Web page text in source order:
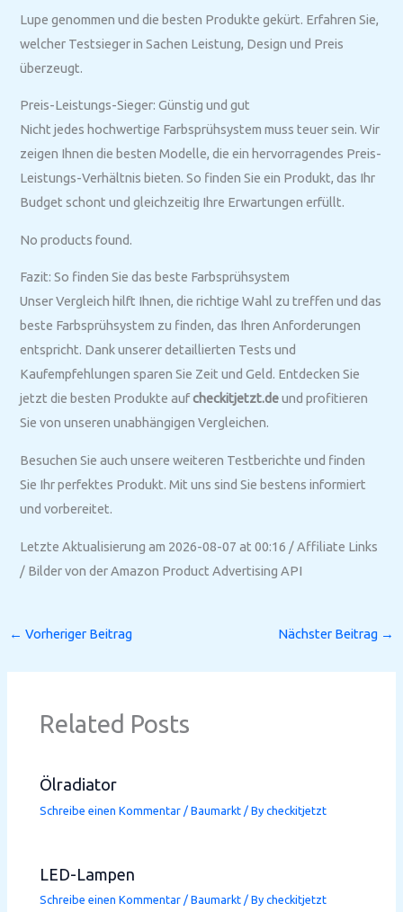
Lupe genommen und die besten Produkte gekürt. Erfahren Sie,
welcher Testsieger in Sachen Leistung, Design und Preis
überzeugt.
Preis-Leistungs-Sieger: Günstig und gut
Nicht jedes hochwertige Farbsprühsystem muss teuer sein. Wir
zeigen Ihnen die besten Modelle, die ein hervorragendes Preis-
Leistungs-Verhältnis bieten. So finden Sie ein Produkt, das Ihr
Budget schont und gleichzeitig Ihre Erwartungen erfüllt.
No products found.
Fazit: So finden Sie das beste Farbsprühsystem
Unser Vergleich hilft Ihnen, die richtige Wahl zu treffen und das
beste Farbsprühsystem zu finden, das Ihren Anforderungen
entspricht. Dank unserer detaillierten Tests und
Kaufempfehlungen sparen Sie Zeit und Geld. Entdecken Sie
jetzt die besten Produkte aufcheckitjetzt.deund profitieren
Sie von unseren unabhängigen Vergleichen.
Besuchen Sie auch unsere weiteren Testberichte und finden
Sie Ihr perfektes Produkt. Mit uns sind Sie bestens informiert
und vorbereitet.
Letzte Aktualisierung am 2026-08-07 at 00:16 / Affiliate Links
/ Bilder von der Amazon Product Advertising API
← Vorheriger Beitrag Nächster Beitrag →
Related Posts
Ölradiator
Schreibe einen Kommentar /Baumarkt / Bycheckitjetzt
LED-Lampen
Schreibe einen Kommentar /Baumarkt / Bycheckitjetzt